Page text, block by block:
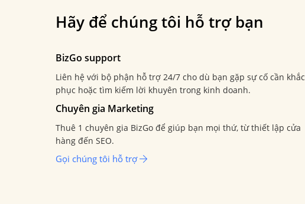
Hãy để chúng tôi hỗ trợ bạn
BizGo support
Liên hệ với bộ phận hỗ trợ 24/7 cho dù bạn gặp sự cố cần khắc
phục hoặc tìm kiếm lời khuyên trong kinh doanh.
Chuyên gia Marketing
Thuê 1 chuyên gia BizGo để giúp bạn mọi thứ, từ thiết lập cửa
hàng đến SEO.
Gọi chúng tôi hỗ trợ